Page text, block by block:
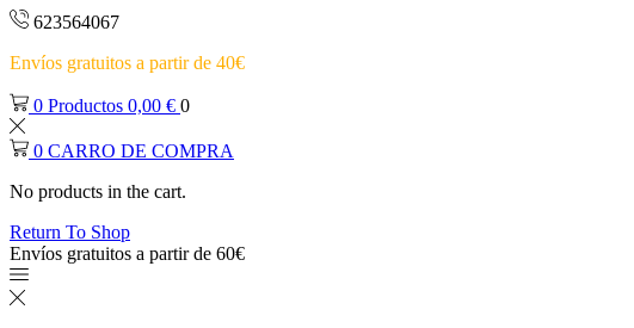
623564067
Envíos gratuitos a partir de 40€
0 Productos 0,00 € 0
0 CARRO DE COMPRA
No products in the cart.
Return To Shop
Envíos gratuitos a partir de 60€